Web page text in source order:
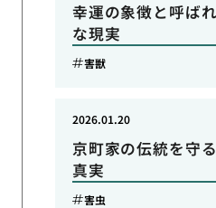
幸運の象徴と呼ば
な現実
害獣
京町家の伝統を守
真実
2026.01.20
害虫